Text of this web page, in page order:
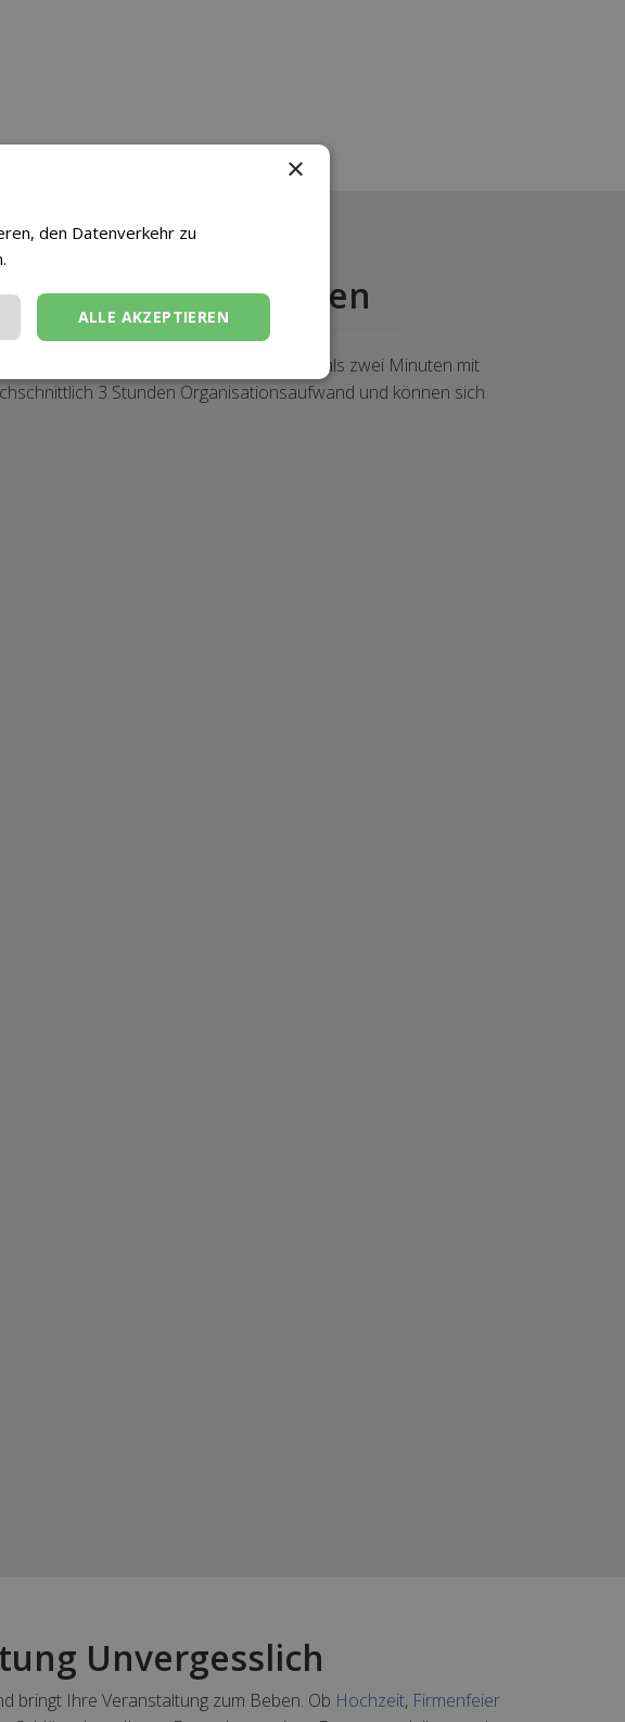
einfachen Schritten
– wir verbinden Sie in weniger als zwei Minuten mit
3 Stunden Organisationsaufwand und können sich
Unvergesslich
bringt Ihre Veranstaltung zum Beben. Ob Hochzeit, Firmenfeier
×
den Datenverkehr zu
ALLE AKZEPTIEREN